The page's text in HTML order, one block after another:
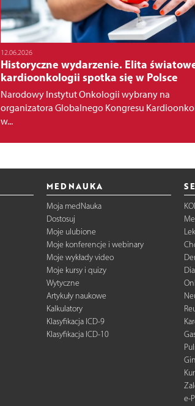
12.06.2026
Historyczne wydarzenie. Elita
kardioonkologii spotka się w Polsce
Narodowy Instytut Onkologii wybrany na
organizatora Globalnego Kongresu
w...
MEDNAUKA
Moja medNauka
Dostosuj
Moje ulubione
Moje konferencje i webinary
Moje wykłady video
Moje kursy i quizy
Wytyczne
Artykuły naukowe
Kalkulatory
Klasyfikacja ICD-9
Klasyfikacja ICD-10
e-